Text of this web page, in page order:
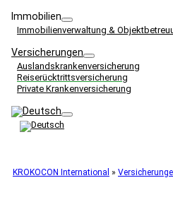
Immobilien
Immobilienverwaltung &
Versicherungen
Auslandskrankenversicherung
Reiserücktrittsversicherung
Private Krankenversicherung
KROKOCON International »